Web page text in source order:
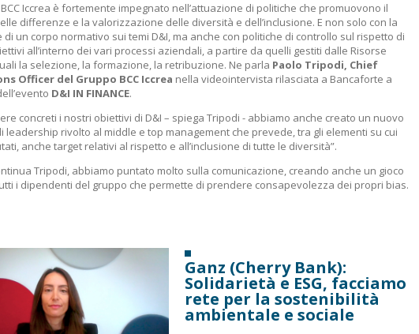
Iccrea è fortemente impegnato nell’attuazione di politiche che promuovono il
differenze e la valorizzazione delle diversità e dell’inclusione. E non solo con la
di un corpo normativo sui temi D&I, ma anche con politiche di controllo sul rispetto di
all’interno dei vari processi aziendali, a partire da quelli gestiti dalle Risorse
la selezione, la formazione, la retribuzione. Ne parla Paolo Tripodi, Chief
Officer del Gruppo BCC Iccrea nella videointervista rilasciata a Bancaforte a
D&I IN FINANCE.
concreti i nostri obiettivi di D&I – spiega Tripodi - abbiamo anche creato un nuovo
leadership rivolto al middle e top management che prevede, tra gli elementi su cui
anche target relativi al rispetto e all’inclusione di tutte le diversità”.
Tripodi, abbiamo puntato molto sulla comunicazione, creando anche un gioco
i dipendenti del gruppo che permette di prendere consapevolezza dei propri bias.
Ganz (Cherry Bank):
Solidarietà e ESG, facciamo
rete per la sostenibilità
ambientale e sociale